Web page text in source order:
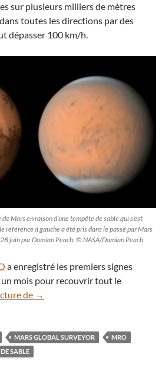
sur plusieurs milliers de mètres
toutes les directions par des
dépasser 100 km/h.
Mars en raison d’une tempête de sable qui s’est
référence à gauche a été pris dans le passé par Mars
juin par Damian Peach. © NASA/Damian Peach
a enregistré les premiers signes
un mois pour recouvrir tout le
de Comment la tempête de sable
→
MARS GLOBAL SURVEYOR
MRO
SABLE